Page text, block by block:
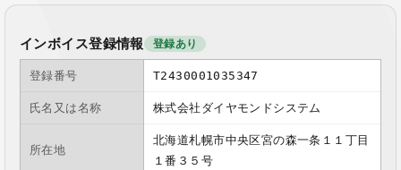
インボイス登録情報 登録あり
登録番号 T2430001035347
氏名又は名称 株式会社ダイヤモンドシステム
所在地
北海道札幌市中央区宮の森一条１１丁目
１番３５号